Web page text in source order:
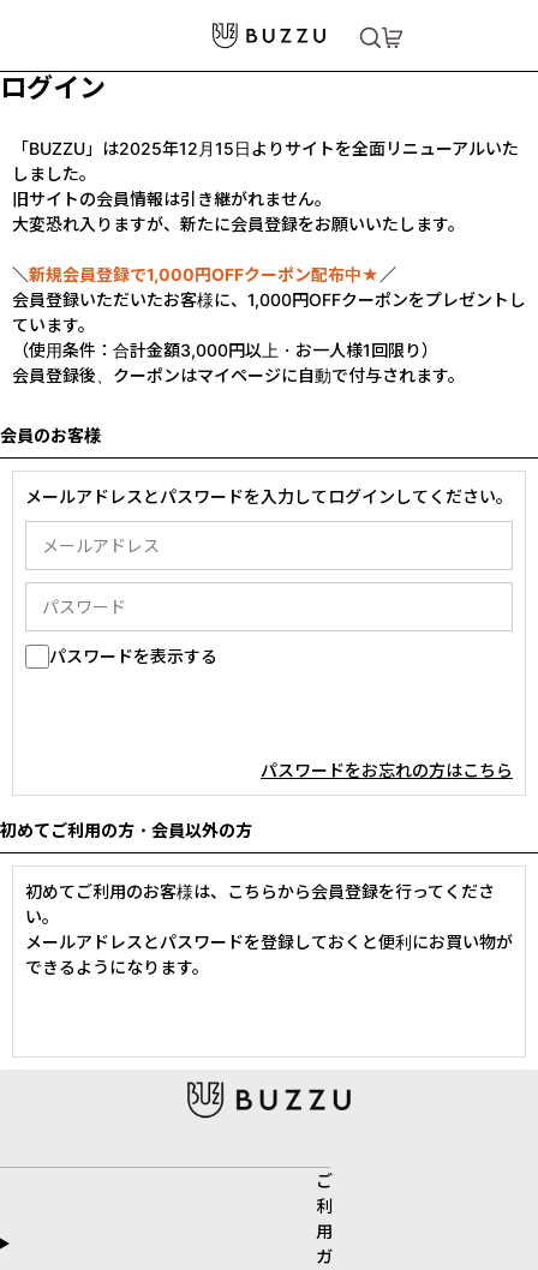
ログイン
「BUZZU」は2025年12月15日よりサイトを全面リニューアルいた
しました。
旧サイトの会員情報は引き継がれません。
大変恐れ入りますが、新たに会員登録をお願いいたします。
＼新規会員登録で1,000円OFFクーポン配布中★ ／
会員登録いただいたお客様に、1,000円OFFクーポンをプレゼントし
ています。
（使用条件：合計金額3,000円以上・お一人様1回限り）
会員登録後、クーポンはマイページに自動で付与されます。
会員のお客様
メールアドレスとパスワードを入力してログインしてください。
パスワードを表示する
パスワードをお忘れの方はこちら
初めてご利用の方・会員以外の方
初めてご利用のお客様は、こちらから会員登録を行ってくださ
い。
メールアドレスとパスワードを登録しておくと便利にお買い物が
できるようになります。
ご
利
用
ガ